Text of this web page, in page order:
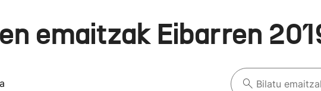
emaitzak Eibarren